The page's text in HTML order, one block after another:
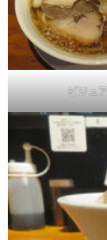
ビジュ